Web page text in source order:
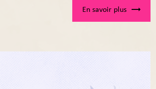
En savoir plus